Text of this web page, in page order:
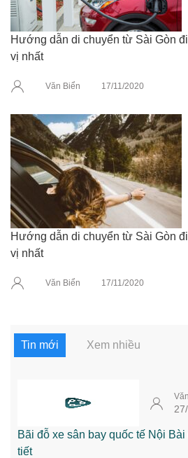
Hướng dẫn di chuyển từ Sài Gòn
vị nhất
Văn Biển 17/11/2020
Hướng dẫn di chuyển từ Sài Gòn
vị nhất
Văn Biển 17/11/2020
Tin mới Xem nhiều
Bãi đỗ xe sân bay quốc tế Nội
tiết